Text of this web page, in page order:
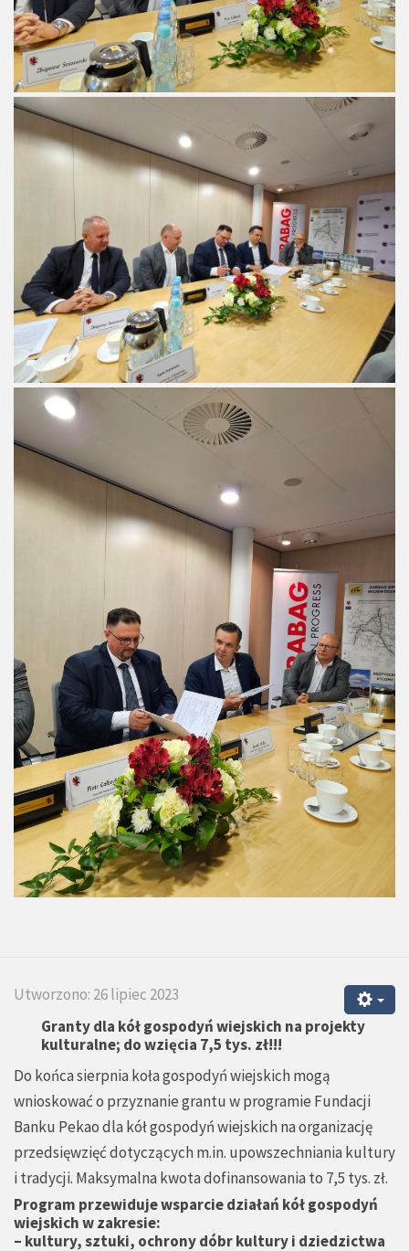
Utworzono: 26 lipiec 2023
Granty dla kół gospodyń wiejskich na projekty
kulturalne; do wzięcia 7,5 tys. zł!!!
Do końca sierpnia koła gospodyń wiejskich mogą
wnioskować o przyznanie grantu w programie Fundacji
Banku Pekao dla kół gospodyń wiejskich na organizację
przedsięwzięć dotyczących m.in. upowszechniania kultury
i tradycji. Maksymalna kwota dofinansowania to 7,5 tys. zł.
Program przewiduje wsparcie działań kół gospodyń
wiejskich w zakresie:
– kultury, sztuki, ochrony dóbr kultury i dziedzictwa